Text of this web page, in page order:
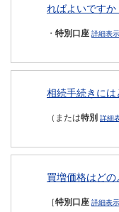
ればよいですか
・ 特別口座 詳細表示
相続手続きには
（または特別 詳細
買増価格はど
［特別口座 詳細表示